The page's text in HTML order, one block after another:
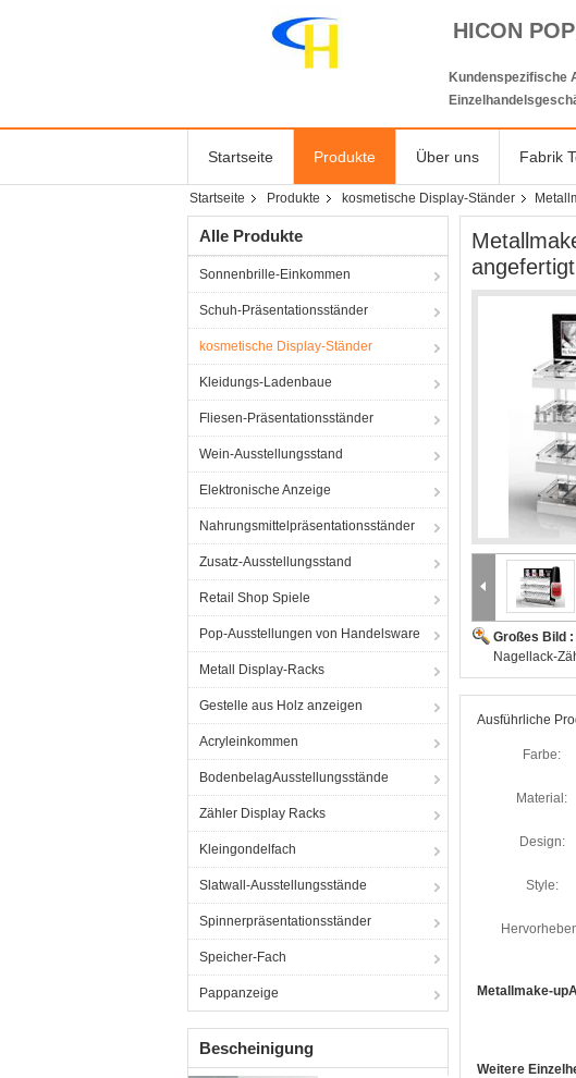
HICON
Kundenspezifische
Startseite Produkte Über uns Fabrik
Startseite Produkte kosmetische Display-Ständer
Alle Produkte
Sonnenbrille-Einkommen
Schuh-Präsentationsständer
kosmetische Display-Ständer
Kleidungs-Ladenbaue
Fliesen-Präsentationsständer
Wein-Ausstellungsstand
Elektronische Anzeige
Nahrungsmittelpräsentationsständer
Zusatz-Ausstellungsstand
Retail Shop Spiele
Pop-Ausstellungen von Handelsware
Metall Display-Racks
Gestelle aus Holz anzeigen
Acryleinkommen
BodenbelagAusstellungsstände
Zähler Display Racks
Kleingondelfach
Slatwall-Ausstellungsstände
Spinnerpräsentationsständer
Speicher-Fach
Pappanzeige
Bescheinigung
angefertigt
Großes Bild :
Nagellack-
Ausführliche
Farbe:
Material:
Design:
Style:
Metallmake-
Weitere